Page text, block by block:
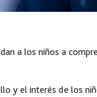
a los niños a
y el interés de los